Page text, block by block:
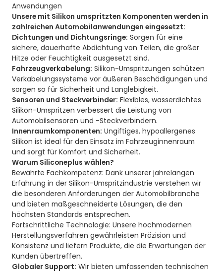
Anwendungen
Unsere mit Silikon umspritzten Komponenten werden in
zahlreichen Automobilanwendungen eingesetzt:
Dichtungen und Dichtungsringe: Sorgen für eine
sichere, dauerhafte Abdichtung von Teilen, die großer
Hitze oder Feuchtigkeit ausgesetzt sind.
Fahrzeugverkabelung: Silikon-Umspritzungen schützen
Verkabelungssysteme vor äußeren Beschädigungen und
sorgen so für Sicherheit und Langlebigkeit.
Sensoren und Steckverbinder: Flexibles, wasserdichtes
Silikon-Umspritzen verbessert die Leistung von
Automobilsensoren und -Steckverbindern.
Innenraumkomponenten: Ungiftiges, hypoallergenes
Silikon ist ideal für den Einsatz im Fahrzeuginnenraum
und sorgt für Komfort und Sicherheit.
Warum Siliconeplus wählen?
Bewährte Fachkompetenz: Dank unserer jahrelangen
Erfahrung in der Silikon-Umspritzindustrie verstehen wir
die besonderen Anforderungen der Automobilbranche
und bieten maßgeschneiderte Lösungen, die den
höchsten Standards entsprechen.
Fortschrittliche Technologie: Unsere hochmodernen
Herstellungsverfahren gewährleisten Präzision und
Konsistenz und liefern Produkte, die die Erwartungen der
Kunden übertreffen.
Globaler Support: Wir bieten umfassenden technischen